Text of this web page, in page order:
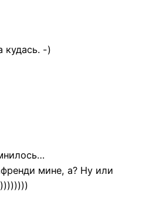
кудась. -)
мине, а? Ну или